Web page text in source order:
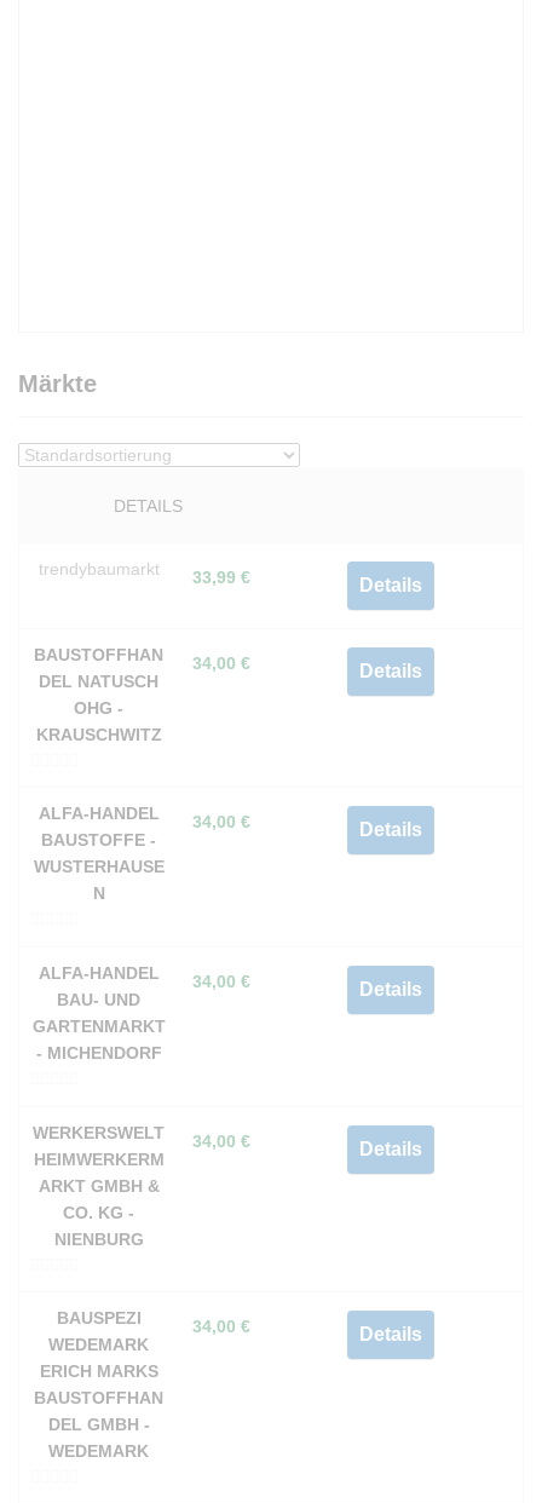
Märkte
DETAILS
trendybaumarkt 33,99€ Details
BAUSTOFFHAN
DEL NATUSCH
OHG -
KRAUSCHWITZ
n
34,00€ Details
ALFA-HANDEL
BAUSTOFFE -
WUSTERHAUSE
N
n
5
34,00€ Details
ALFA-HANDEL
BAU- UND
GARTENMARKT
- MICHENDORF
v
o
n
34,00€ Details
WERKERSWELT
HEIMWERKERM
ARKT GMBH &
CO. KG -
NIENBURG
5
34,00€ Details
BAUSPEZI
WEDEMARK
ERICH MARKS
BAUSTOFFHAN
DEL GMBH -
WEDEMARK
34,00€ Details